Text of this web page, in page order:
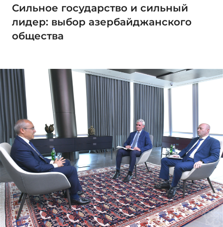
Сильное государство и сильный
лидер: выбор азербайджанского
общества